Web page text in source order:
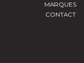
MARQUES
CONTACT